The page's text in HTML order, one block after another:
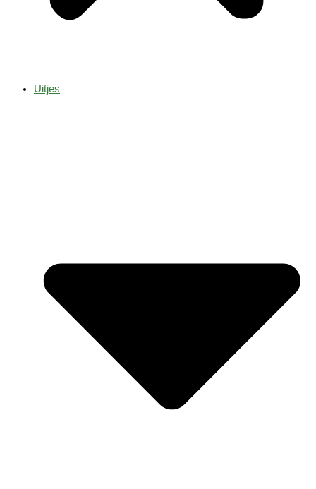
Uitjes